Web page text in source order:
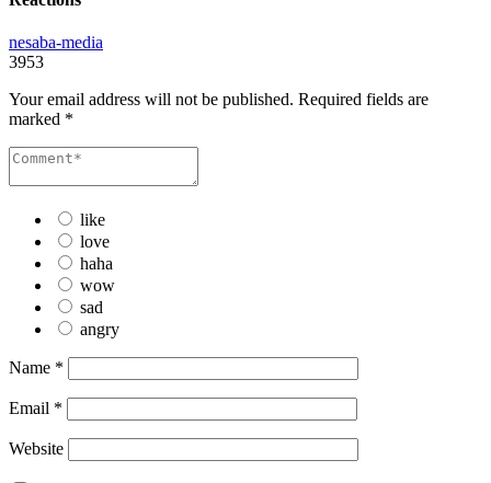
nesaba-media
3953
Your email address will not be published. Required fields are
marked *
like
love
haha
wow
sad
angry
Name *
Email *
Website